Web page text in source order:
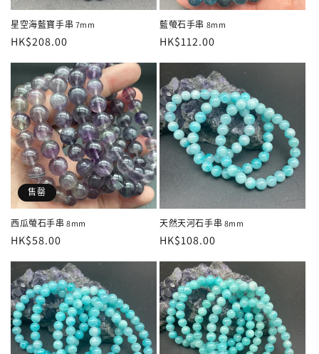
星空海藍寶手串 7mm
定
價
HK$208.00
藍螢石手串 8mm
定
價
HK$112.00
售罄
西瓜螢石手串 8mm
定
價
HK$58.00
天然天河石手串 8mm
定
價
HK$108.00